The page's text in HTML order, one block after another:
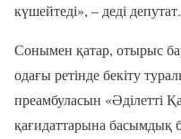
күшейтеді», – деді депутат.
Сонымен қатар, отырыс
одағы ретінде бекіту
преамбуласын «Әділетті
қағидаттарына басымдық